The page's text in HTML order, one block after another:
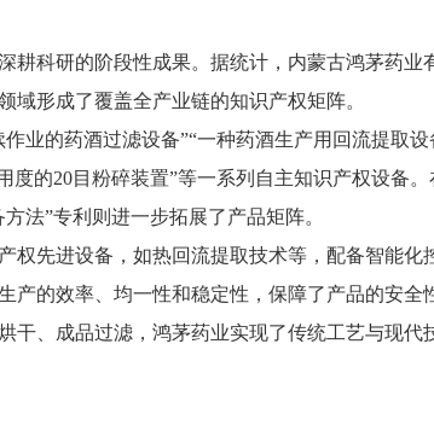
耕科研的阶段性成果。据统计，内蒙古鸿茅药业
形成了覆盖全产业链的知识产权矩阵。
业的药酒过滤设备”“一种药酒生产用回流提取设
度的20目粉碎装置”等一系列自主知识产权设备
法”专利则进一步拓展了产品矩阵。
权先进设备，如热回流提取技术等，配备智能化
产的效率、均一性和稳定性，保障了产品的安全
干、成品过滤，鸿茅药业实现了传统工艺与现代